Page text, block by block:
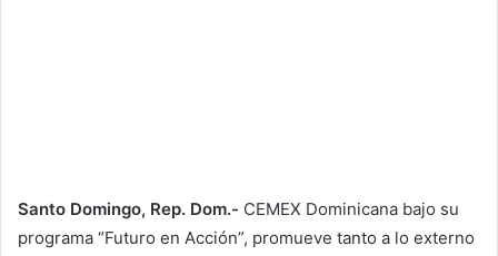
Santo Domingo, Rep. Dom.- CEMEX Dominicana bajo su
programa “Futuro en Acción”, promueve tanto a lo externo